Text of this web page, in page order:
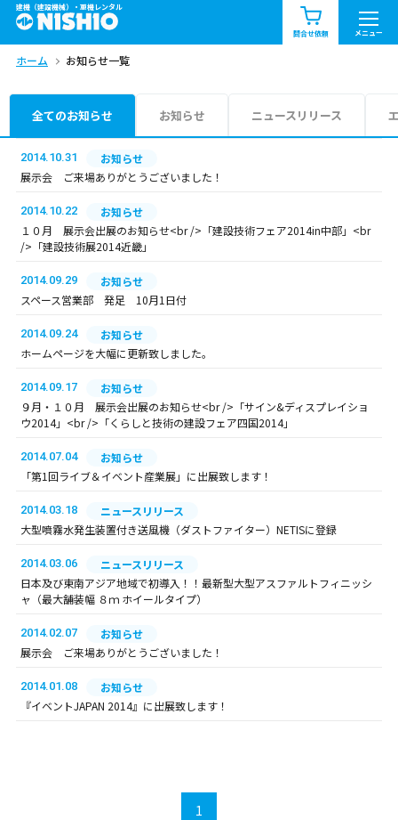
建機（建設機械）・重機レンタル
問合せ依頼 メニュー
商品一覧 お知らせ一覧
問合せ依頼リスト
エリア情報を見る
九州・沖縄（外部）
ホーム お知らせ一覧
全てのお知らせ お知らせ ニュースリリース
2014.10.31
お知らせ
展示会 ご来場ありがとうございました！
2014.10.22
お知らせ
１０月 展示会出展のお知らせ<br />「建設技術フェア2014in中部」<br
/>「建設技術展2014近畿」
2014.09.29
お知らせ
スペース営業部 発足 10月1日付
2014.09.24
お知らせ
ホームページを大幅に更新致しました。
2014.09.17
お知らせ
９月・１０月 展示会出展のお知らせ<br />「サイン&ディスプレイショ
ウ2014」<br />「くらしと技術の建設フェア四国2014」
2014.07.04
お知らせ
「第1回ライブ＆イベント産業展」に出展致します！
2014.03.18
ニュースリリース
大型噴霧水発生装置付き送風機（ダストファイター）NETISに登録
2014.03.06
ニュースリリース
日本及び東南アジア地域で初導入！！最新型大型アスファルトフィニッシ
ャ（最大舗装幅 ８ｍ ホイールタイプ）
2014.02.07
お知らせ
展示会 ご来場ありがとうございました！
2014.01.08
お知らせ
『イベントJAPAN 2014』に出展致します！
1